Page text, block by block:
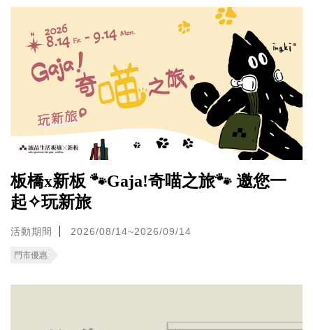
板橋x新板 🐾Gaja!奇喵之旅🐾 邀您一
起✧玩新旅
活動期間 2026/08/14~2026/09/14
門市優惠